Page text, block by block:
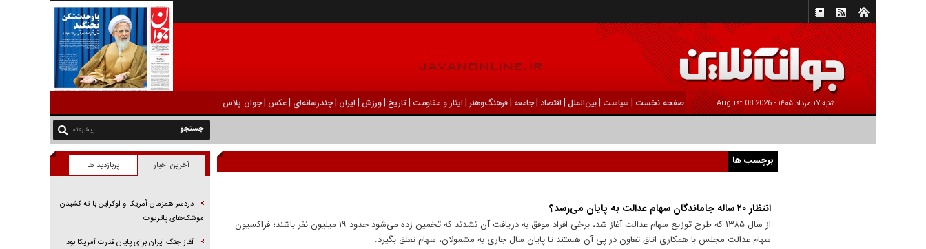
شنبه ۱۷ مرداد ۱۴۰۵ - 2026 August 08 صفحه نخست | سیاست |بين‌الملل | اقتصاد |جامعه |فرهنگ‌و‌هنر | ایثار و مقاومت |تاریخ |ورزش | ايران |چندرسانه‌ای |عکس |جوان پلاس
پیشرفته
برچسب ها
انتظار ۲۰ ساله جاماندگان سهام عدالت به پایان می‌رسد؟
از سال ۱۳۸۵ که طرح توزیع سهام عدالت آغاز شد، برخی افراد موفق به دریافت آن نشدند که تخمین زده می‌شود حدود ۱۹ میلیون نفر باشند؛ فراکسیون
سهام عدالت مجلس با همکاری اتاق تعاون در پی آن هستند تا پایان سال جاری به مشمولان، سهام تعلق بگیرد.
آخرین اخبار پربازدید ها
دردسر همزمان آمریکا و اوکراین با ته کشیدن
موشک‌های پاتریوت
آغاز جنگ ایران برای پایان قدرت آمریکا بود